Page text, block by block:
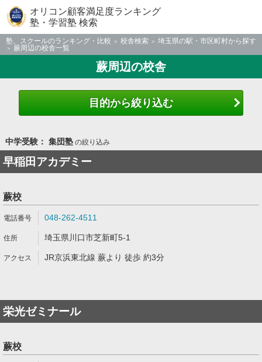
オリコン顧客満足度ランキング
塾・学習塾 検索
塾、スクールのランキング・比較 校舎検索
埼玉県の駅・市区町村から探す
蕨周辺の校舎一覧
蕨周辺の校舎
目的から絞り込む
中学受験： 集団塾の絞り込み
早稲田アカデミー
蕨校
048-262-4511
埼玉県川口市芝新町5-1
JR京浜東北線 蕨より 徒歩 約3分
栄光ゼミナール
蕨校